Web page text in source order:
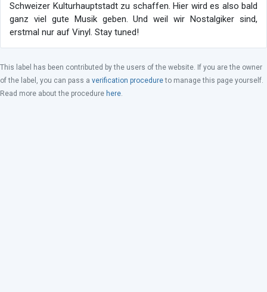
Schweizer Kulturhauptstadt zu schaffen. Hier wird es also bald
ganz viel gute Musik geben. Und weil wir Nostalgiker sind,
erstmal nur auf Vinyl. Stay tuned!
This label has been contributed by the users of the website. If you are the owner
of the label, you can pass a verification procedureto manage this page yourself.
Read more about the procedure here.